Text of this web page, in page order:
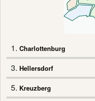
1. Charlottenburg
3. Hellersdorf
5. Kreuzberg